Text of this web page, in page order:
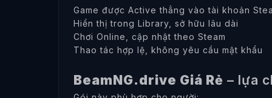
Game được Active thẳng vào tài khoản
Hiển thị trong Library, sở hữu lâu dài
Chơi Online, cập nhật theo Steam
Thao tác hợp lệ, không yêu cầu mật khẩu
BeamNG.drive Giá Rẻ – lựa